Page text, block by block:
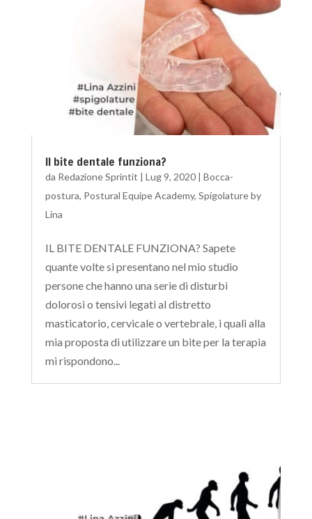
Il bite dentale funziona?
da Redazione Sprintit Lug 9, 2020| Bocca-
postura, Postural Equipe Academy, Spigolature by
Lina
IL BITE DENTALE FUNZIONA? Sapete
quante volte si presentano nel mio studio
persone che hanno una serie di disturbi
dolorosi o tensivi legati al distretto
masticatorio, cervicale o vertebrale, i quali alla
mia proposta di utilizzare un bite per la terapia
mi rispondono...